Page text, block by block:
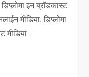
इन ब्रॉडकास्ट
मीडिया, डिप्लोमा
मीडिया।